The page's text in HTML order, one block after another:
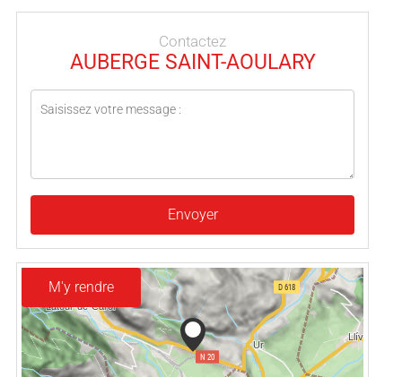
Contactez
AUBERGE SAINT-AOULARY
Envoyer
M'y rendre